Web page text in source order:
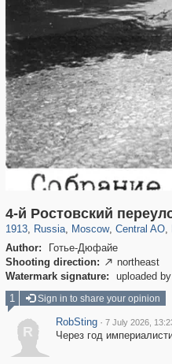
4-й Ростовский
1913, Russia
1,406,871 29,248
, Moscow
319,861 8,286
, Central AO
160,009 5,916
,
Author:
Готье-Дюфайе
Shooting direction:  northeast
Watermark signature:
uploaded
1 Sign in to share your opinion
R
RobSting · 7 July 2026,
Через год